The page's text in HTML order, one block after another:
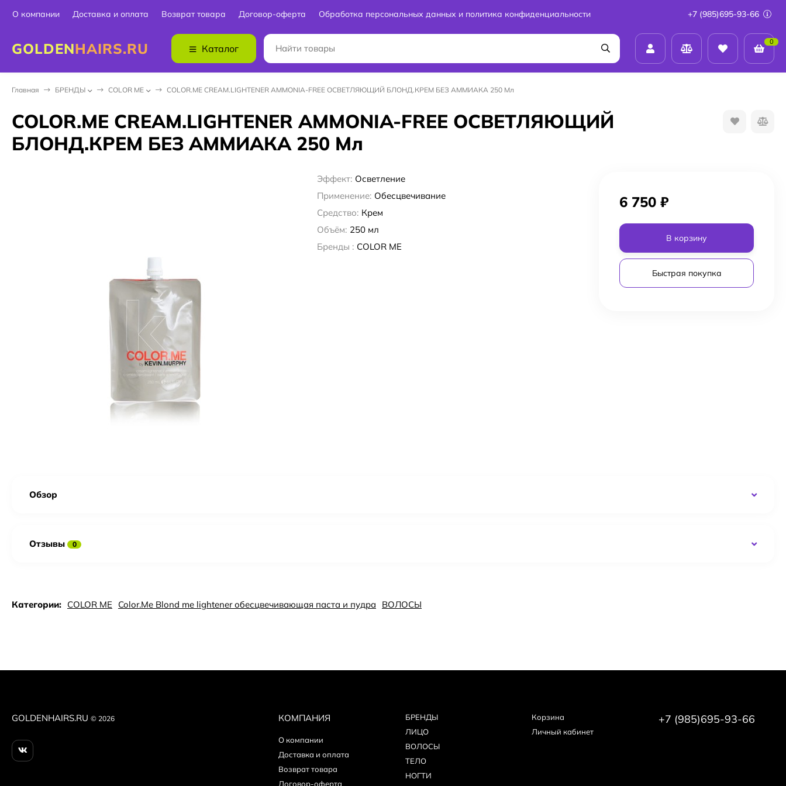
О компании Доставка и оплата Возврат товара Договор-оферта Обработка персональных данных и политика конфиденциальности +7 (985)695-93-66
GOLDENHAIRS.RU Каталог
0
Главная БPEНДЫ COLOR ME COLOR.ME CREAM.LIGHTENER AMMONIA-FREE ОСВЕТЛЯЮЩИЙ БЛОНД.КРЕМ БЕЗ АММИАКА 250 Мл
COLOR.ME CREAM.LIGHTENER AMMONIA-FREE ОСВЕТЛЯЮЩИЙ
БЛОНД.КРЕМ БЕЗ АММИАКА 250 Мл
Эффект: Осветление
Применение: Обесцвечивание
Средство: Крем
Объём: 250 мл
Бренды : COLOR ME
6 750 ₽
В корзину
Быстрая покупка
Обзор
Отзывы 0
Категории: COLOR ME Color.Me Blond me lightener обесцвечивающая паста и пудра ВОЛОСЫ
GOLDENHAIRS.RU © 2026 КОМПАНИЯ
О компании
Доставка и оплата
Возврат товара
Договор-оферта
БPEНДЫ
ЛИЦО
ВОЛОСЫ
ТЕЛО
НОГТИ
Корзина
Личный кабинет
+7 (985)695-93-66